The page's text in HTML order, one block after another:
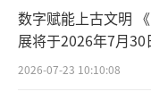
了花鸟、山水、
数字赋能上古文明
展将于2026年7月
艺博会
2026-07-23 10:10:08